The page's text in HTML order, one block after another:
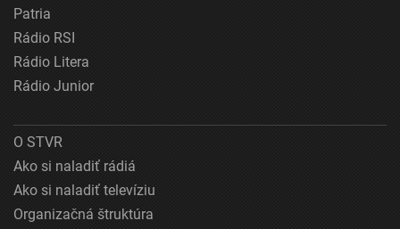
Patria
Rádio RSI
Rádio Litera
Rádio Junior
O STVR
Ako si naladiť rádiá
Ako si naladiť televíziu
Organizačná štruktúra